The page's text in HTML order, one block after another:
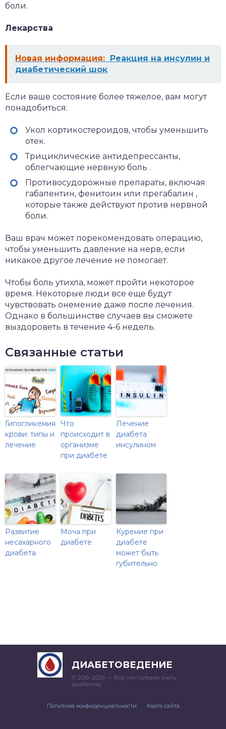
боли.
Лекарства
Новая информация: Реакция на инсулин и
диабетический шок
Если ваше состояние более тяжелое, вам могут
понадобиться:
Укол кортикостероидов, чтобы уменьшить
отек.
Трициклические антидепрессанты,
облегчающие нервную боль .
Противосудорожные препараты, включая
габапентин, фенитоин или прегабалин ,
которые также действуют против нервной
боли.
Ваш врач может порекомендовать операцию,
чтобы уменьшить давление на нерв, если
никакое другое лечение не помогает.
Чтобы боль утихла, может пройти некоторое
время. Некоторые люди все еще будут
чувствовать онемение даже после лечения.
Однако в большинстве случаев вы сможете
выздороветь в течение 4-6 недель.
Связанные статьи
Гипогликемия
крови: типы и
лечение
Что
происходит в
организме
при диабете
Лечение
диабета
инсулином
Развитие
несахарного
диабета
Моча при
диабете
Курение при
диабете
может быть
губительно
ДИАБЕТОВЕДЕНИЕ
© 2016–2026 — Все, что полезно знать
диабетику
Политика конфиденциальности Карта сайта